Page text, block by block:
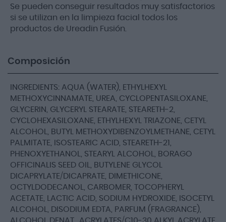
Se pueden conseguir resultados muy satisfactorios
si se utilizan en la limpieza facial todos los
productos de Ureadin Fusión.
Composición
INGREDIENTS: AQUA (WATER), ETHYLHEXYL
METHOXYCINNAMATE, UREA, CYCLOPENTASILOXANE,
GLYCERIN, GLYCERYL STEARATE, STEARETH-2,
CYCLOHEXASILOXANE, ETHYLHEXYL TRIAZONE, CETYL
ALCOHOL, BUTYL METHOXYDIBENZOYLMETHANE, CETYL
PALMITATE, ISOSTEARIC ACID, STEARETH-21,
PHENOXYETHANOL, STEARYL ALCOHOL, BORAGO
OFFICINALIS SEED OIL, BUTYLENE GLYCOL
DICAPRYLATE/DICAPRATE, DIMETHICONE,
OCTYLDODECANOL, CARBOMER, TOCOPHERYL
ACETATE, LACTIC ACID, SODIUM HYDROXIDE, ISOCETYL
ALCOHOL, DISODIUM EDTA, PARFUM (FRAGRANCE),
ALCOHOL DENAT., ACRYLATES/C10-30 ALKYL ACRYLATE